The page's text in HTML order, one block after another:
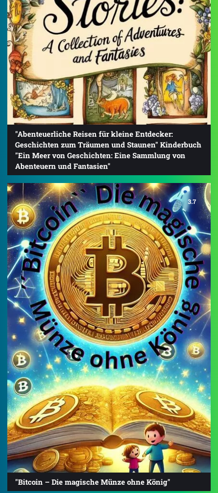
"Abenteuerliche Reisen für kleine Entdecker:
Geschichten zum Träumen und Staunen" Kinderbuch
"Ein Meer von Geschichten: Eine Sammlung von
Abenteuern und Fantasien"
3.7
"Bitcoin – Die magische Münze ohne König"